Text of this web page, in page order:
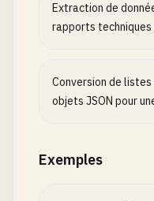
Extraction de
rapports
Conversion de
objets JSON pour
Exemples